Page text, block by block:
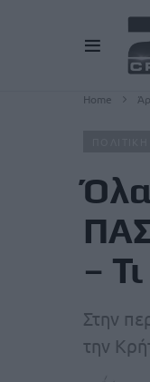
Home
–
Στην
την